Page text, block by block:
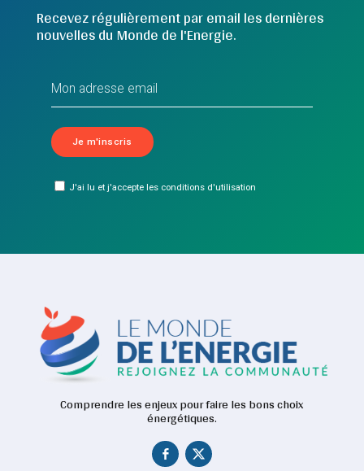
Recevez régulièrement par email les dernières
nouvelles du Monde de l'Energie.
J'ai lu et j'accepte les conditions d'utilisation
Comprendre les enjeux pour faire les bons choix
énergétiques.